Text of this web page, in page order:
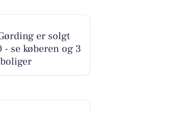
er solgt
se køberen og 3